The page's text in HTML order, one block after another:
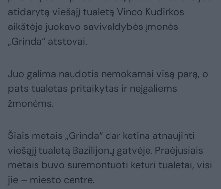
atidarytą viešąjį tualetą Vinco Kudirkos
aikštėje juokavo savivaldybės įmonės
„Grinda“ atstovai.
Juo galima naudotis nemokamai visą parą, o
pats tualetas pritaikytas ir neįgaliems
žmonėms.
Šiais metais „Grinda“ dar ketina atnaujinti
viešąjį tualetą Bazilijonų gatvėje. Praėjusiais
metais buvo suremontuoti keturi tualetai, visi
jie – miesto centre.